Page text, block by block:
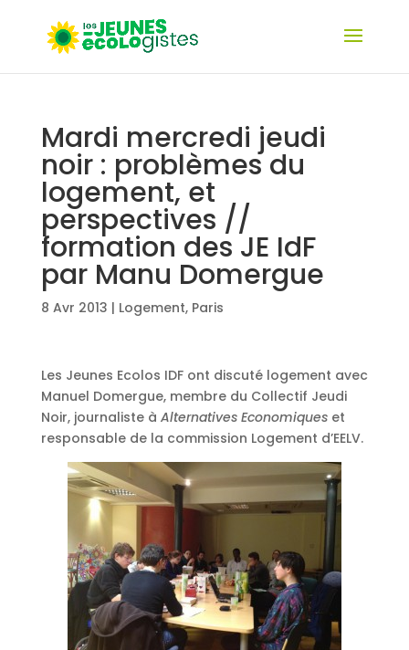
Mardi mercredi jeudi
noir : problèmes du
logement, et
perspectives //
formation des JE IdF
par Manu Domergue
8 Avr 2013 | Logement, Paris
Les Jeunes Ecolos IDF ont discuté logement avec
Manuel Domergue, membre du Collectif Jeudi
Noir, journaliste à Alternatives Economiqueset
responsable de la commission Logement d’EELV.